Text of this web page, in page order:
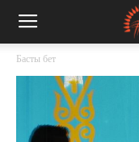
Басты бет